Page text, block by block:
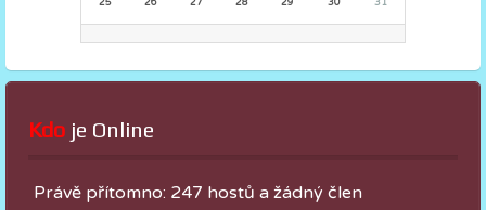
25 26 27 28 29 30 31
Kdo je Online
Právě přítomno: 247 hostů a žádný člen